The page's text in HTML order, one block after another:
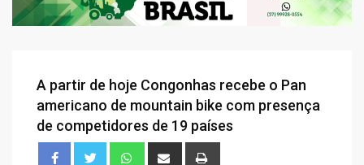
A partir de hoje Congonhas recebe o Pan
americano de mountain bike com presença
de competidores de 19 países